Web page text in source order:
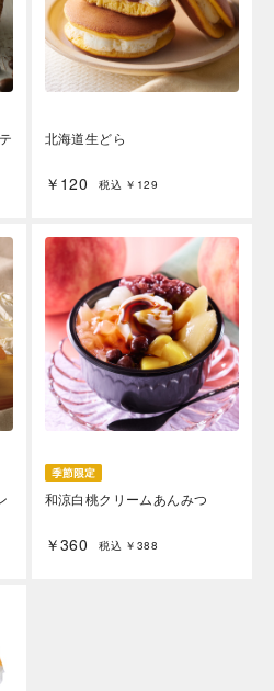
北海道生どら
￥120 税込 ￥129
和涼白桃クリームあんみつ
￥360 税込 ￥388
海外 Overseas shops
Indonesia
Singapore
Malaysia
Hong Kong
UAE
Vietnam